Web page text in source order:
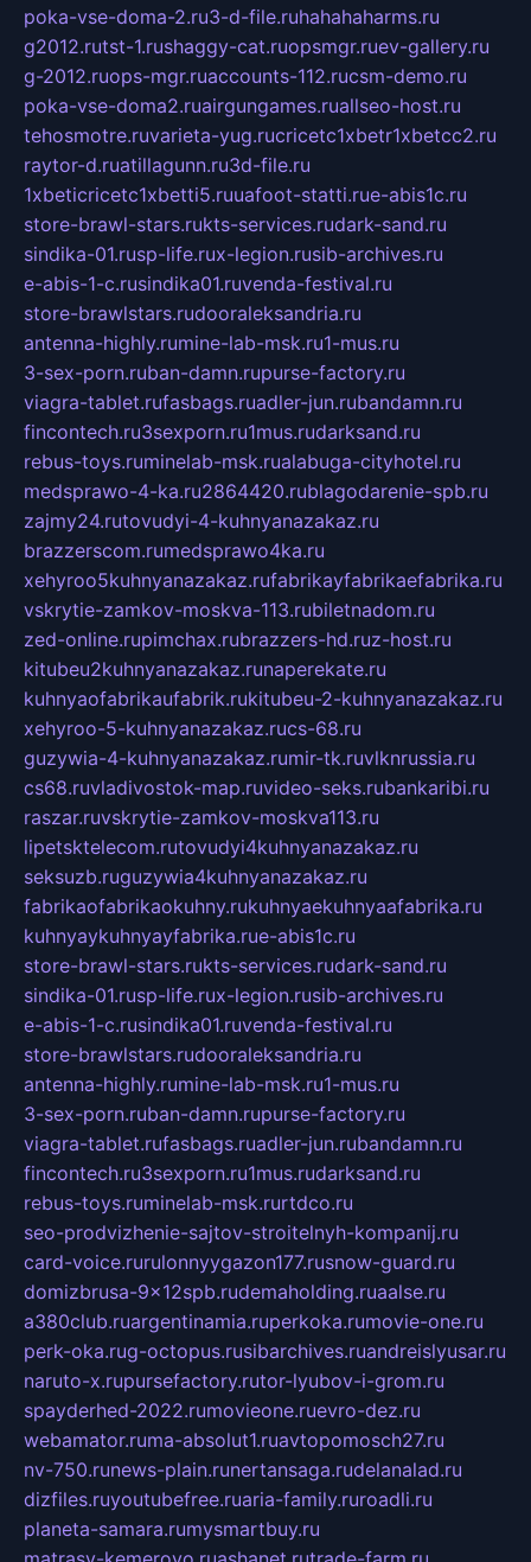
poka-vse-doma-2.ru3-d-file.ruhahahaharms.ru
g2012.rutst-1.rushaggy-cat.ruopsmgr.ruev-gallery.ru
g-2012.ruops-mgr.ruaccounts-112.rucsm-demo.ru
poka-vse-doma2.ruairgungames.ruallseo-host.ru
tehosmotre.ruvarieta-yug.rucricetc1xbetr1xbetcc2.ru
raytor-d.ruatillagunn.ru3d-file.ru
1xbeticricetc1xbetti5.ruuafoot-statti.rue-abis1c.ru
store-brawl-stars.rukts-services.rudark-sand.ru
sindika-01.rusp-life.rux-legion.rusib-archives.ru
e-abis-1-c.rusindika01.ruvenda-festival.ru
store-brawlstars.rudooraleksandria.ru
antenna-highly.rumine-lab-msk.ru1-mus.ru
3-sex-porn.ruban-damn.rupurse-factory.ru
viagra-tablet.rufasbags.ruadler-jun.rubandamn.ru
fincontech.ru3sexporn.ru1mus.rudarksand.ru
rebus-toys.ruminelab-msk.rualabuga-cityhotel.ru
medsprawo-4-ka.ru2864420.rublagodarenie-spb.ru
zajmy24.rutovudyi-4-kuhnyanazakaz.ru
brazzerscom.rumedsprawo4ka.ru
xehyroo5kuhnyanazakaz.rufabrikayfabrikaefabrika.ru
vskrytie-zamkov-moskva-113.rubiletnadom.ru
zed-online.rupimchax.rubrazzers-hd.ruz-host.ru
kitubeu2kuhnyanazakaz.runaperekate.ru
kuhnyaofabrikaufabrik.rukitubeu-2-kuhnyanazakaz.ru
xehyroo-5-kuhnyanazakaz.rucs-68.ru
guzywia-4-kuhnyanazakaz.rumir-tk.ruvlknrussia.ru
cs68.ruvladivostok-map.ruvideo-seks.rubankaribi.ru
raszar.ruvskrytie-zamkov-moskva113.ru
lipetsktelecom.rutovudyi4kuhnyanazakaz.ru
seksuzb.ruguzywia4kuhnyanazakaz.ru
fabrikaofabrikaokuhny.rukuhnyaekuhnyaafabrika.ru
kuhnyaykuhnyayfabrika.rue-abis1c.ru
store-brawl-stars.rukts-services.rudark-sand.ru
sindika-01.rusp-life.rux-legion.rusib-archives.ru
e-abis-1-c.rusindika01.ruvenda-festival.ru
store-brawlstars.rudooraleksandria.ru
antenna-highly.rumine-lab-msk.ru1-mus.ru
3-sex-porn.ruban-damn.rupurse-factory.ru
viagra-tablet.rufasbags.ruadler-jun.rubandamn.ru
fincontech.ru3sexporn.ru1mus.rudarksand.ru
rebus-toys.ruminelab-msk.rurtdco.ru
seo-prodvizhenie-sajtov-stroitelnyh-kompanij.ru
card-voice.rurulonnyygazon177.rusnow-guard.ru
domizbrusa-9x12spb.rudemaholding.ruaalse.ru
a380club.ruargentinamia.ruperkoka.rumovie-one.ru
perk-oka.rug-octopus.rusibarchives.ruandreislyusar.ru
naruto-x.rupursefactory.rutor-lyubov-i-grom.ru
spayderhed-2022.rumovieone.ruevro-dez.ru
webamator.ruma-absolut1.ruavtopomosch27.ru
nv-750.runews-plain.runertansaga.rudelanalad.ru
dizfiles.ruyoutubefree.ruaria-family.ruroadli.ru
planeta-samara.rumysmartbuy.ru